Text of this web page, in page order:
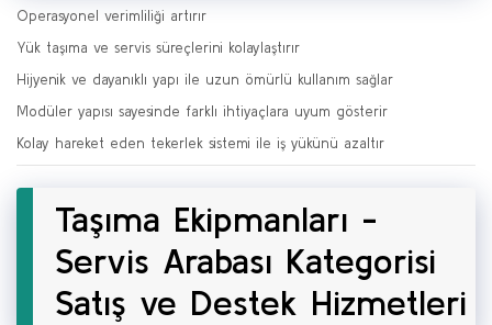
Operasyonel verimliliği artırır
Yük taşıma ve servis süreçlerini kolaylaştırır
Hijyenik ve dayanıklı yapı ile uzun ömürlü kullanım sağlar
Modüler yapısı sayesinde farklı ihtiyaçlara uyum gösterir
Kolay hareket eden tekerlek sistemi ile iş yükünü azaltır
Taşıma Ekipmanları -
Servis Arabası Kategorisi
Satış ve Destek Hizmetleri